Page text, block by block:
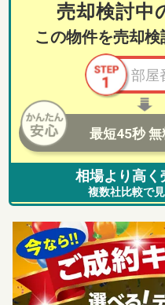
売却検討中
この物件を売却
最短45秒
相場より高く
複数社比較で